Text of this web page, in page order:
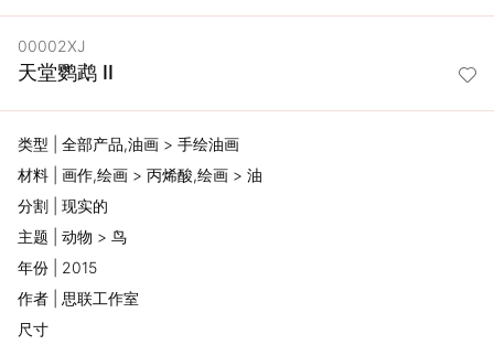
联
精
选
术
家
00002XJ
天堂鹦鹉 II
类型 | 全部产品,油画 > 手绘油画
材料 | 画作,绘画 > 丙烯酸,绘画 > 油
分割 | 现实的
主题 | 动物 > 鸟
年份 | 2015
作者 | 思联工作室
尺寸